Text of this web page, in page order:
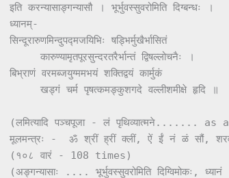
इति करन्यासाङ्गन्यासौ । भूर्भुवस्सुवरोमिति दिग्बन्धः ।
ध्यानम्-
सिन्दूरारुणमिन्दुपद्मजयिभिः षड्भिर्मुखैर्भासितं
     कारुण्यामृतपूरसुन्दरतरैर्भान्तं द्विषल्लोचनैः ।
बिभ्राणं वरमब्जयुग्ममभयं शक्तिद्वयं कार्मुकं
     खड्गं चर्म पृषत्कमङ्कुशगदे वल्लीशमीक्षे हृदि ॥
(लमित्यादि पञ्चपूजा - लं पृथिव्यात्मने....... as
मूलमन्त्रः -  ॐ श्रीं ह्रीं क्लीं, ऐं ईं नं ळं सौं,
(१०८ वारं - 108 times)
(अङ्गन्यासाः .... भूर्भुवस्सुवरोमिति दिग्विमोकः,